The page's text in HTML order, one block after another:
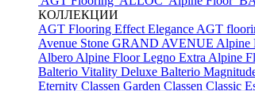
КОЛЛЕКЦИИ
AGT Flooring Effect Elegance AGT
Avenue Stone GRAND AVENUE Alpine
Albero Alpine Floor Legno Extra Alpine
Balterio Vitality Deluxe Balterio
Eternity Classen Garden Classen Classic